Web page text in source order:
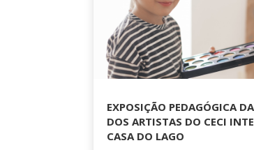
EXPOSIÇÃO PEDAGÓGICA
DOS ARTISTAS DO CECI
CASA DO LAGO